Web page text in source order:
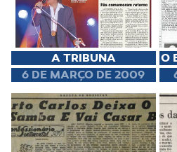
A TRIBUNA
6 DE MARÇO DE 2009
O